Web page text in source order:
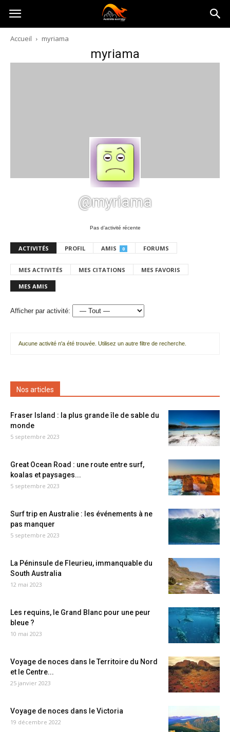
Australia-
australie.com
Accueil myriama
myriama
@myriama
Pas d’activité récente
ACTIVITÉS PROFIL AMIS 0 FORUMS
MES ACTIVITÉS MES CITATIONS MES FAVORIS
MES AMIS
Afficher par activité:
Aucune activité n'a été trouvée. Utilisez un autre filtre de recherche.
Nos articles
Fraser Island : la plus grande île de sable du
monde
5 septembre 2023
Great Ocean Road : une route entre surf,
koalas et paysages...
5 septembre 2023
Surf trip en Australie : les événements à ne
pas manquer
5 septembre 2023
La Péninsule de Fleurieu, immanquable du
South Australia
12 mai 2023
Les requins, le Grand Blanc pour une peur
bleue ?
10 mai 2023
Voyage de noces dans le Territoire du Nord
et le Centre...
25 janvier 2023
Voyage de noces dans le Victoria
19 décembre 2022